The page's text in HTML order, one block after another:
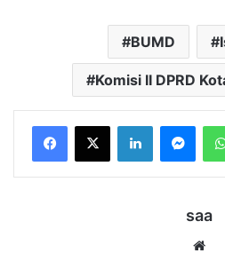
BUMD
Komisi II DPRD
LinkedIn
saa